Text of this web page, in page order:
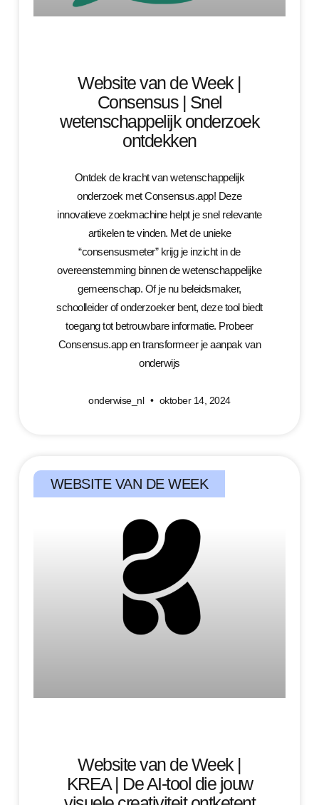
Website van de Week |
Consensus | Snel
wetenschappelijk onderzoek
ontdekken
Ontdek de kracht van wetenschappelijk
onderzoek met Consensus.app! Deze
innovatieve zoekmachine helpt je snel relevante
artikelen te vinden. Met de unieke
“consensusmeter” krijg je inzicht in de
overeenstemming binnen de wetenschappelijke
gemeenschap. Of je nu beleidsmaker,
schoolleider of onderzoeker bent, deze tool biedt
toegang tot betrouwbare informatie. Probeer
Consensus.app en transformeer je aanpak van
onderwijs
onderwise_nl oktober 14, 2024
WEBSITE VAN DE WEEK
Website van de Week |
KREA | De AI-tool die jouw